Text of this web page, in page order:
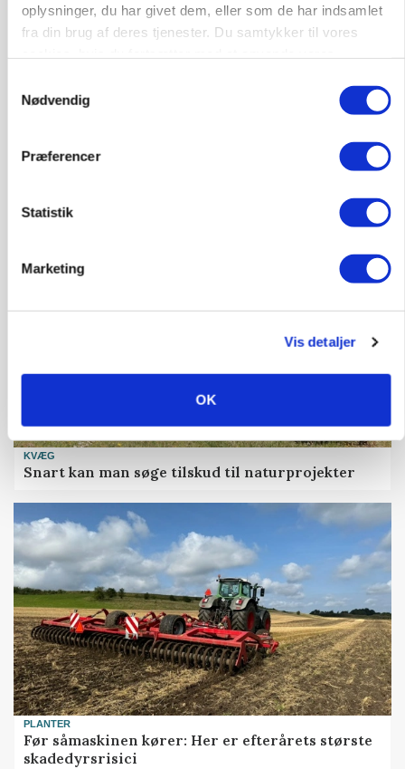
oplysninger, du har givet dem, eller som de har indsamlet
fra din brug af deres tjenester. Du samtykker til vores
Nødvendig
Præferencer
Statistik
Marketing
Vis detaljer
OK
protestgruppe vil demonstrere mod ny
gødskningslov
POLITIK
Folketinget behandler ny gødskningslov: Sådan
KVÆG
Snart kan man søge tilskud til naturprojekter
PLANTER
Før såmaskinen kører: Her er efterårets største
skadedyrsrisici